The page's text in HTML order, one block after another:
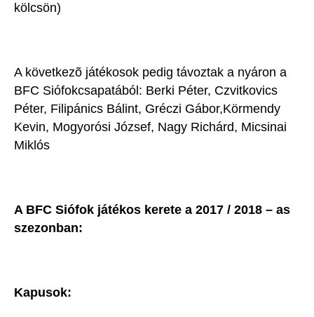
kölcsön)
A következõ játékosok pedig távoztak a nyáron a
BFC Siófokcsapatából: Berki Péter, Czvitkovics
Péter, Filipánics Bálint, Gréczi Gábor,Körmendy
Kevin, Mogyorósi József, Nagy Richárd, Micsinai
Miklós
A BFC Siófok játékos kerete a 2017 / 2018 – as
szezonban:
Kapusok: